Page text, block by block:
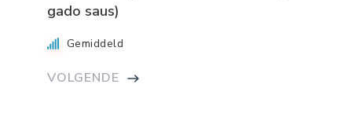
gado saus)
Gemiddeld
VOLGENDE